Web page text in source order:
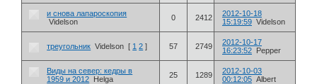
и снова лапароскопия
Videlson
0 2412
2012-10-18
15:19:59 Videlson
треугольник Videlson [ 1 2 ] 57 2749
2012-10-17
16:23:52
Pepper
Виды на север: кедры в
1959 и 2012
Helga 25 1289
2012-10-03
00:12:05 Albert